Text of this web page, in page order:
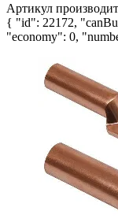
Артикул
{ "id": 22172,
"economy": 0,